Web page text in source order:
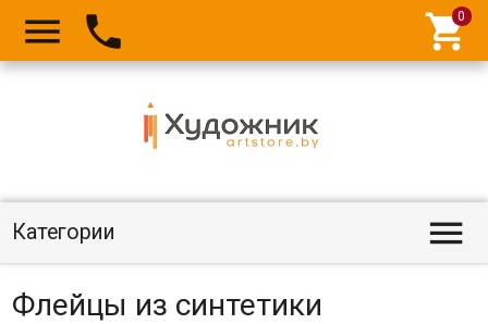
  
Категории 
Флейцы из синтетики